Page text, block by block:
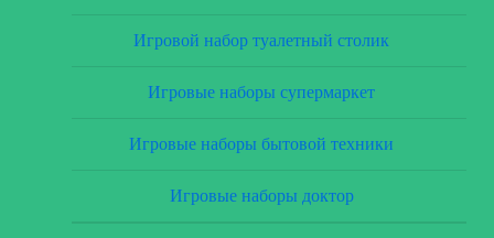
Игровой набор туалетный столик
Игровые наборы супермаркет
Игровые наборы бытовой техники
Игровые наборы доктор